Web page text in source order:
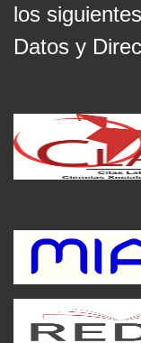
los
Datos y